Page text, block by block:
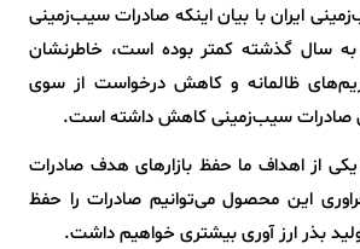
ایران با بیان اینکه صادرات سیب‌زمینی
سال گذشته کمتر بوده است، خاطرنشان
ظالمانه و کاهش درخواست از سوی
صادرات سیب‌زمینی کاهش داشته است.
یکی از اهداف ما حفظ بازارهای هدف صادرات
این محصول می‌توانیم صادرات را حفظ
بذر ارز آوری بیشتری خواهیم داشت.